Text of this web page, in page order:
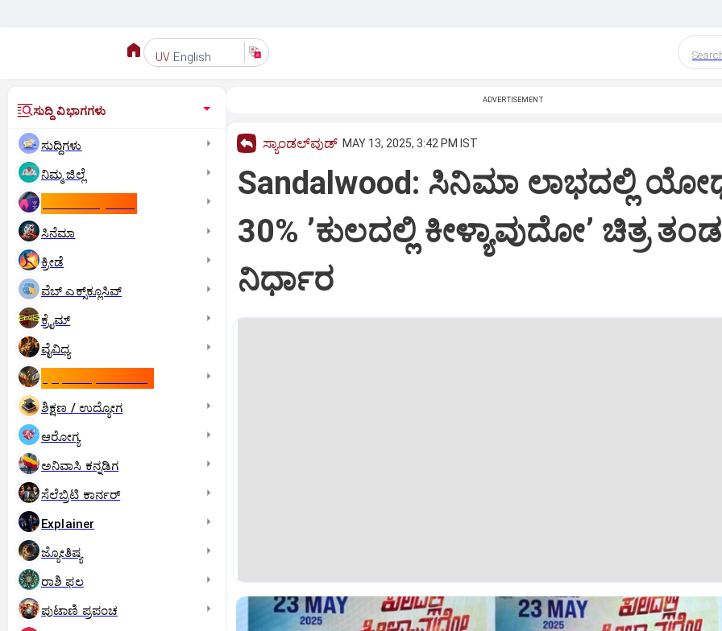
UV English
ಸುದ್ದಿ ವಿಭಾಗಗಳು
ಸುದ್ದಿಗಳು
ನಿಮ್ಮ ಜಿಲ್ಲೆ
ಸಿನೆಮಾ
ಕ್ರೀಡೆ
ವೆಬ್ ಎಕ್ಸ್‌ಕ್ಲೂಸಿವ್
ಕ್ರೈಮ್
ವೈವಿಧ್ಯ
ಶಿಕ್ಷಣ / ಉದ್ಯೋಗ
ಆರೋಗ್ಯ
ಅನಿವಾಸಿ ಕನ್ನಡಿಗ
ಸೆಲೆಬ್ರಿಟಿ ಕಾರ್ನರ್‌
Explainer
ಜ್ಯೋತಿಷ್ಯ
ರಾಶಿ ಫಲ
ಪುಟಾಣಿ ಪ್ರಪಂಚ
ADVERTISEMENT
ಸ್ಯಾಂಡಲ್‌ವುಡ್‌ MAY 13, 2025, 3:42 PM IST
Sandalwood: ಸಿನಿಮಾ ಲಾಭದಲ್ಲಿ
30% ʼಕುಲದಲ್ಲಿ ಕೀಳ್ಯಾವುದೋʼ ಚಿತ್ರ ತಂಡ
ನಿರ್ಧಾರ